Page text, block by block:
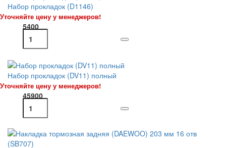
Набор прокладок (D1146)
Уточняйте цену у менеджеров!
5400
Набор прокладок (DV11) полный
Уточняйте цену у менеджеров!
45900